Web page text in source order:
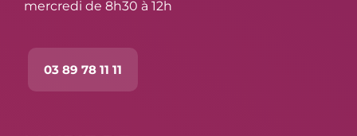
mercredi de 8h30 à 12h
03 89 78 11 11